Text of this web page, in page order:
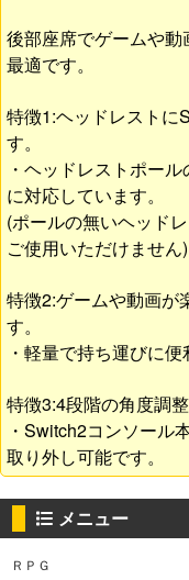
後部座席でゲームや
最適です。
特徴1:ヘッドレストに
す。
・ヘッドレストポー
に対応しています。
(ポールの無いヘッド
ご使用いただけません)
特徴2:ゲームや動画が
す。
・軽量で持ち運びに便
特徴3:4段階の角度調整
・Switch2コンソール
取り外し可能です。
メニュー
ＲＰＧ